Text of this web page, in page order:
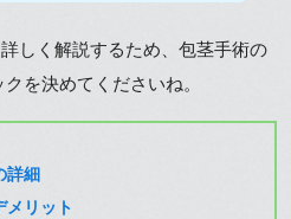
しく解説するため、包茎手術の
を決めてくださいね。
詳細
メリット